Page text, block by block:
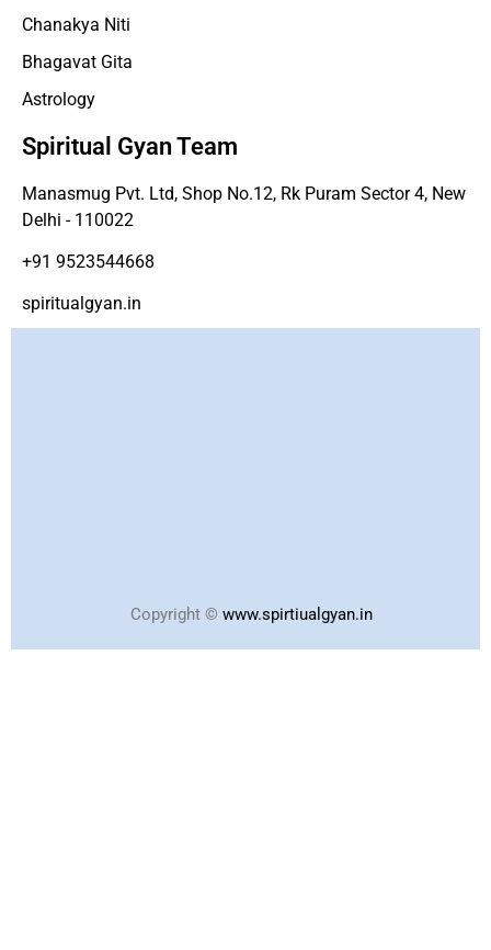
Chanakya Niti
Bhagavat Gita
Astrology
Spiritual Gyan Team
Manasmug Pvt. Ltd, Shop No.12, Rk Puram Sector 4, New
Delhi - 110022
+91 9523544668
spiritualgyan.in
Copyright © www.spirtiualgyan.in